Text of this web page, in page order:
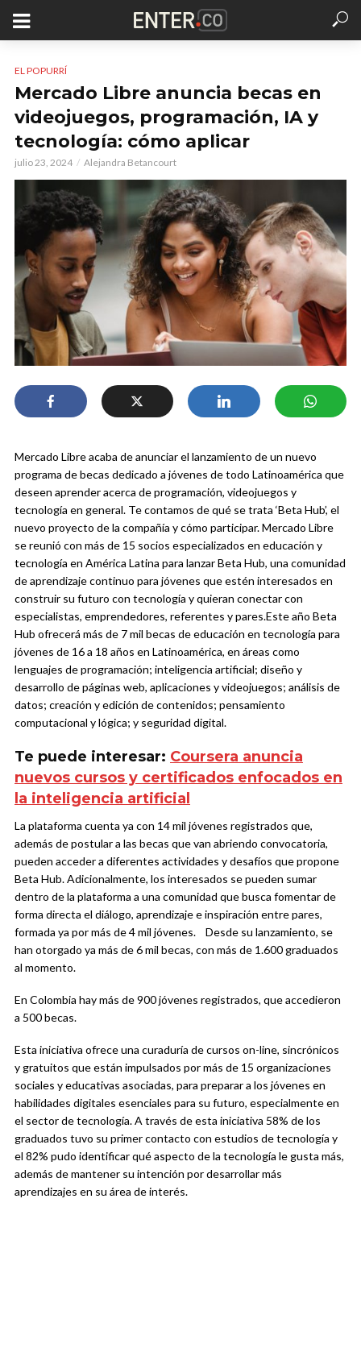
EL POPURRÍ
Mercado Libre anuncia becas en
videojuegos, programación, IA y
tecnología: cómo aplicar
julio 23, 2024 Alejandra Betancourt
Mercado Libre acaba de anunciar el lanzamiento de un nuevo
programa de becas dedicado a jóvenes de todo Latinoamérica que
deseen aprender acerca de programación, videojuegos y
tecnología en general. Te contamos de qué se trata ‘Beta Hub’, el
nuevo proyecto de la compañía y cómo participar.Mercado Libre
se reunió con más de 15 socios especializados en educación y
tecnología en América Latina para lanzar Beta Hub, una comunidad
de aprendizaje continuo para jóvenes que estén interesados en
construir su futuro con tecnología y quieran conectar con
especialistas, emprendedores, referentes y pares.Este año Beta
Hub ofrecerá más de 7 mil becas de educación en tecnología para
jóvenes de 16 a 18 años en Latinoamérica, en áreas como
lenguajes de programación; inteligencia artificial; diseño y
desarrollo de páginas web, aplicaciones y videojuegos; análisis de
datos; creación y edición de contenidos; pensamiento
computacional y lógica; y seguridad digital.
Te puede interesar: Coursera anuncia
nuevos cursos y certificados enfocados en
la inteligencia artificial
La plataforma cuenta ya con 14 mil jóvenes registrados que,
además de postular a las becas que van abriendo convocatoria,
pueden acceder a diferentes actividades y desafíos que propone
Beta Hub. Adicionalmente, los interesados se pueden sumar
dentro de la plataforma a una comunidad que busca fomentar de
forma directa el diálogo, aprendizaje e inspiración entre pares,
formada ya por más de 4 mil jóvenes. Desde su lanzamiento, se
han otorgado ya más de 6 mil becas, con más de 1.600 graduados
al momento.
En Colombia hay más de 900 jóvenes registrados, que accedieron
a 500 becas.
Esta iniciativa ofrece una curaduría de cursos on-line, sincrónicos
y gratuitos que están impulsados por más de 15 organizaciones
sociales y educativas asociadas, para preparar a los jóvenes en
habilidades digitales esenciales para su futuro, especialmente en
el sector de tecnología. A través de esta iniciativa 58% de los
graduados tuvo su primer contacto con estudios de tecnología y
el 82% pudo identificar qué aspecto de la tecnología le gusta más,
además de mantener su intención por desarrollar más
aprendizajes en su área de interés.